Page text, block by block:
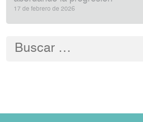
17 de febrero de 2026
Buscar: